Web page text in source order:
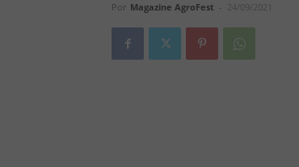
Por Magazine AgroFest - 24/09/2021